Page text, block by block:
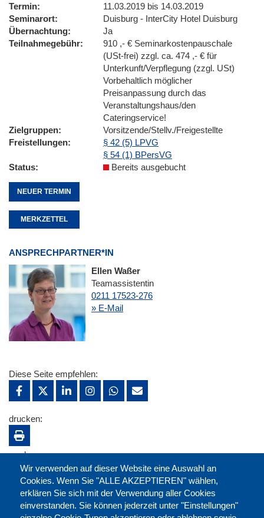
Termin
11.03.2019 bis 14.03.2019
Seminarort
Duisburg - InterCity Hotel Duisburg
Übernachtung
Ja
Teilnahmegebühr
910 ,- € Seminarkostenpauschale
(USt-frei) zzgl. ca. 474 ,- € für
Unterkunft/Verpflegung (zzgl. USt)
Vorbehaltlich möglicher
Preisanpassung durch das
Veranstaltungshaus/den
Cateringservice!
Zielgruppen
Vorsitzende/Stellv./Freigestellte
Freistellungen
§ 42 (5) LPVG
§ 54 (1) BPersVG
Status
Bereits ausgebucht
NEUER TERMIN
MERKZETTEL
ANSPRECHPARTNER*IN
Ellen Waßer
Teamassistentin
0211 17523-276
» E-Mail
Wir verwenden auf dieser Website eine Auswahl an
Cookies. Wenn Sie "ALLE AKZEPTIEREN" wählen,
erklären Sie sich mit der Verwendung aller Cookies
einverstanden. Sie können jederzeit unter "Einstellungen"
Diese Seite empfehlen:
drucken:
merken: